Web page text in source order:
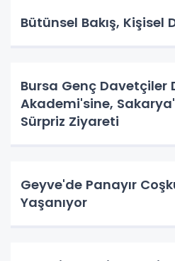
Bütünsel Bakış, Kişisel
Bursa Genç Davetçiler
Akademi'sine,
Sürpriz Ziyareti
Geyve'de Panayır
Yaşanıyor